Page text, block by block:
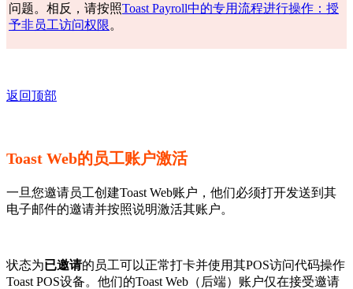
问题。相反，请按照Toast Payroll中的专用流程进行操作：授
予非员工访问权限。
返回顶部
Toast Web的员工账户激活
一旦您邀请员工创建Toast Web账户，他们必须打开发送到其
电子邮件的邀请并按照说明激活其账户。
状态为已邀请的员工可以正常打卡并使用其POS访问代码操作
Toast POS设备。他们的Toast Web（后端）账户仅在接受邀请